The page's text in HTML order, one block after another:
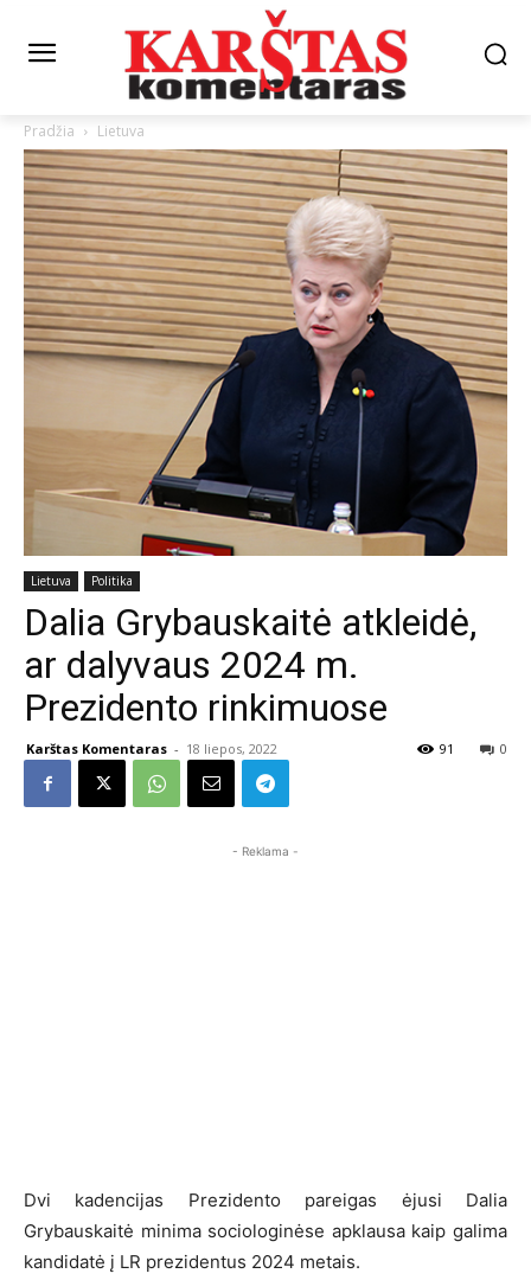
Pradžia Lietuva
Lietuva Politika
Dalia Grybauskaitė atkleidė,
ar dalyvaus 2024 m.
Prezidento rinkimuose
Karštas Komentaras - 18 liepos, 2022 0
91
- Reklama -
Dvi kadencijas Prezidento pareigas ėjusi Dalia
Grybauskaitė minima sociologinėse apklausa kaip galima
kandidatė į LR prezidentus 2024 metais.